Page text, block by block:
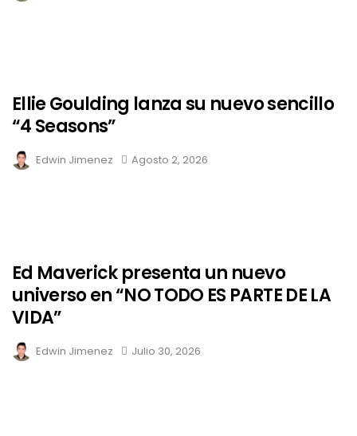
Ellie Goulding lanza su nuevo sencillo
“4 Seasons”
Edwin Jimenez Agosto 2, 2026
Ed Maverick presenta un nuevo
universo en “NO TODO ES PARTE DE LA
VIDA”
Edwin Jimenez Julio 30, 2026